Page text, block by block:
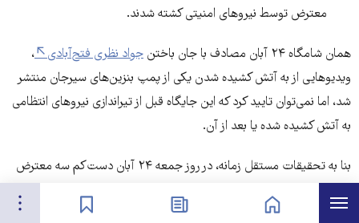
فهرست نشان‌گذاشته‌ها
معترض توسط نیروهای امنیتی کشته شدند.
همان شامگاه ۲۴ آبان مصادف با جان باختن جواد نظری فتح‌­آبادی
،
ویدیوهایی از به آتش کشیده شدن یکی از پمپ بنزین­‌های سیرجان منتشر
شد، اما نمی­‌توان تایید کرد که این جایگاه قبل از تیراندازی نیروهای انتظامی
به آتش کشیده شده یا بعد از آن.
بنا به تحقیقات مستقل زمانه، در روز جمعه ۲۴ آبان دست‌­کم سه معترض
شبنم دیانی دیگر شهروند معترضی بود که در شیراز واقع در استان فارس